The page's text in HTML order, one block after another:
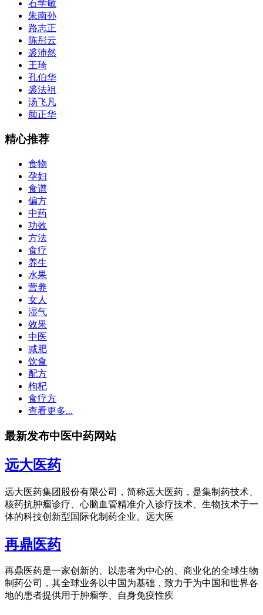
石学敏
朱南孙
路志正
陈彤云
裘沛然
王琦
孔伯华
裘法祖
汤飞凡
颜正华
精心推荐
食物
孕妇
食谱
偏方
中药
功效
方法
食疗
养生
水果
营养
女人
湿气
效果
中医
减肥
饮食
配方
枸杞
食疗方
查看更多...
最新发布中医中药网站
远大医药
远大医药集团股份有限公司，简称远大医药，是集制药技术、
核药抗肿瘤诊疗、心脑血管精准介入诊疗技术、生物技术于一
体的科技创新型国际化制药企业。远大医
再鼎医药
再鼎医药是一家创新的、以患者为中心的、商业化的全球生物
制药公司，其全球业务以中国为基础，致力于为中国和世界各
地的患者提供用于肿瘤学、自身免疫性疾